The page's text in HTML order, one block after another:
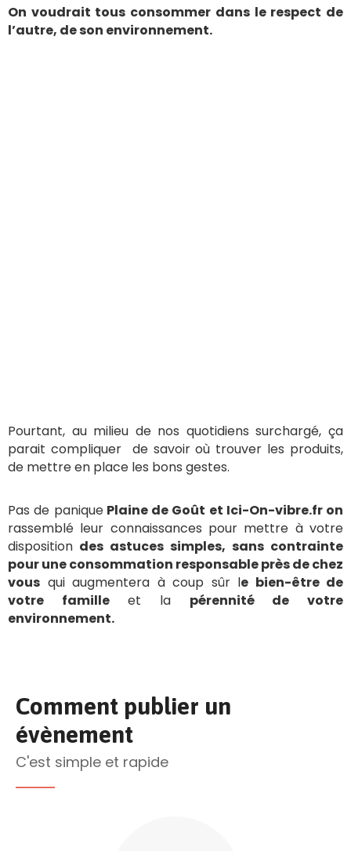
On voudrait tous consommer dans le respect de
l’autre, de son environnement.
Pourtant, au milieu de nos quotidiens surchargé, ça
parait compliquer de savoir où trouver les produits,
de mettre en place les bons gestes.
Pas de paniquePlaine de Goût et Ici-On-vibre.fr on
rassemblé leur connaissances pour mettre à votre
disposition des astuces simples, sans contrainte
pour une consommation responsable près de chez
vous qui augmentera à coup sûr le bien-être de
votre familleet la pérennité de votre
environnement.
Comment publier un
évènement
C'est simple et rapide